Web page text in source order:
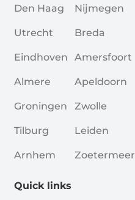
Den Haag
Utrecht
Eindhoven
Almere
Groningen
Tilburg
Arnhem
Nijmegen
Breda
Amersfoort
Apeldoorn
Zwolle
Leiden
Zoetermeer
Quick links